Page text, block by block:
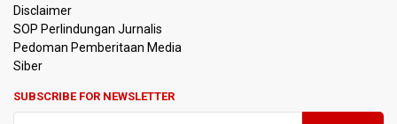
Tak Mampu Bayar Gaji ASN, Ratusan Pemda Dapat
Suntikan Dana Rp20,5 Triliun dari Pusat
Disclaimer
SOP Perlindungan Jurnalis
Pedoman Pemberitaan Media
Siber
SUBSCRIBE FOR NEWSLETTER